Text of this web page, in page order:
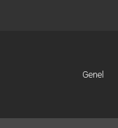
Genel